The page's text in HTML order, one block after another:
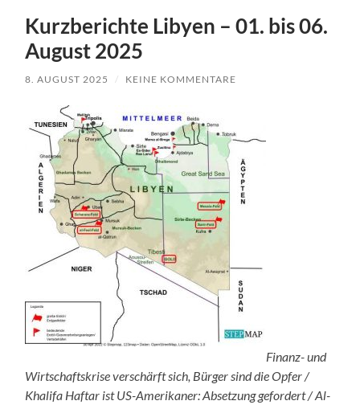
Kurzberichte Libyen – 01. bis 06.
August 2025
8. AUGUST 2025 / KEINE KOMMENTARE
Finanz- und
Wirtschaftskrise verschärft sich, Bürger sind die Opfer /
Khalifa Haftar ist US-Amerikaner: Absetzung gefordert / Al-